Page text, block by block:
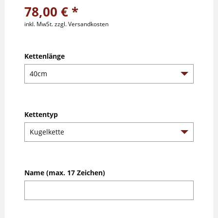
78,00 € *
inkl. MwSt.zzgl. Versandkosten
Kettenlänge
Kettentyp
Name (max. 17 Zeichen)